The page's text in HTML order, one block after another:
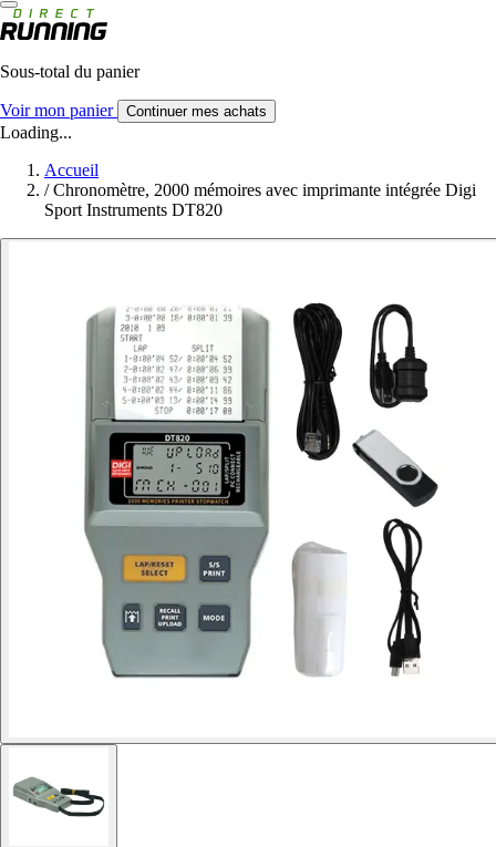
Sous-total du panier
Voir mon panier Continuer mes achats
Loading...
Accueil
/ Chronomètre, 2000 mémoires avec imprimante intégrée Digi
Sport Instruments DT820